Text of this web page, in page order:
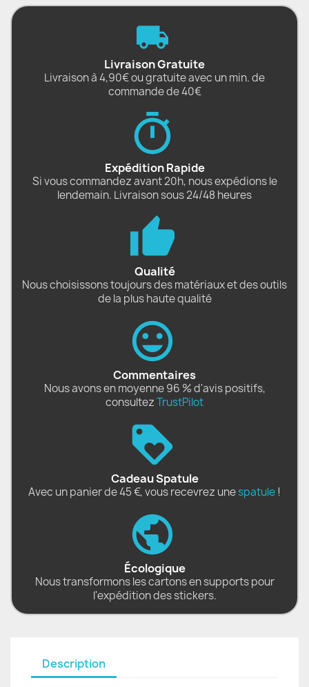
Livraison Gratuite
Livraison à 4,90€ ou gratuite avec un min. de
commande de 40€
Expédition Rapide
Si vous commandez avant 20h, nous expédions le
lendemain. Livraison sous 24/48 heures
Qualité
Nous choisissons toujours des matériaux et des outils
de la plus haute qualité
Commentaires
Nous avons en moyenne 96 % d'avis positifs,
consultezTrustPilot
Cadeau Spatule
Avec un panier de 45 €, vous recevrez unespatule !
Écologique
Nous transformons les cartons en supports pour
l'expédition des stickers.
Description